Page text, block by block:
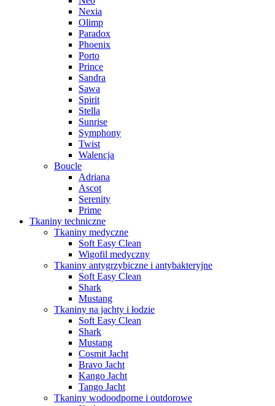
Nexia
Olimp
Paradox
Phoenix
Porto
Prince
Sandra
Sawa
Spirit
Stella
Sunrise
Symphony
Twist
Walencja
Boucle
Adriana
Ascot
Serenity
Prime
Tkaniny techniczne
Tkaniny medyczne
Soft Easy Clean
Wigofil medyczny
Tkaniny antygrzybiczne i antybakteryjne
Soft Easy Clean
Shark
Mustang
Tkaniny na jachty i łodzie
Soft Easy Clean
Shark
Mustang
Cosmit Jacht
Bravo Jacht
Kango Jacht
Tango Jacht
Tkaniny wodoodporne i outdorowe